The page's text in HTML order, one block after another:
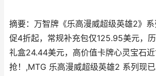
摘要：万智牌《乐高漫威超级英雄2》
促4折起，常规补充包仅125.95美元，
礼盒24.44美元，高价值卡牌心灵宝石
抢！,MTG 乐高漫威超级英雄2 系列现